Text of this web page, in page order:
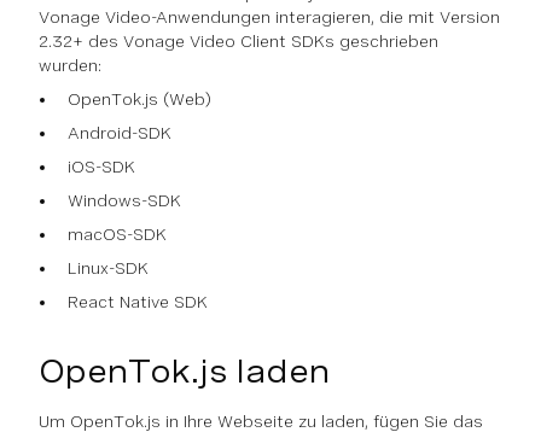
Vonage Video-Anwendungen interagieren, die mit Version
2.32+ des Vonage Video Client SDKs geschrieben
wurden:
OpenTok.js (Web)
Android-SDK
iOS-SDK
Windows-SDK
macOS-SDK
Linux-SDK
React Native SDK
OpenTok.js laden
Um OpenTok.js in Ihre Webseite zu laden, fügen Sie das